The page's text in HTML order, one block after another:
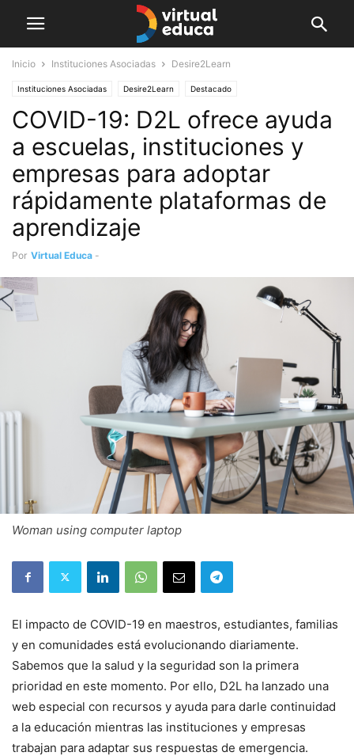
Inicio Instituciones Asociadas Desire2Learn
Instituciones Asociadas Desire2Learn Destacado
Instituciones asociadas
COVID-19: D2L ofrece ayuda
a escuelas, instituciones y
empresas para adoptar
rápidamente plataformas de
aprendizaje
Por Virtual Educa -
Woman using computer laptop
El impacto de COVID-19 en maestros, estudiantes, familias
y en comunidades está evolucionando diariamente.
Sabemos que la salud y la seguridad son la primera
prioridad en este momento. Por ello, D2L ha lanzado una
web especial con recursos y ayuda para darle continuidad
a la educación mientras las instituciones y empresas
trabajan para adaptar sus respuestas de emergencia.